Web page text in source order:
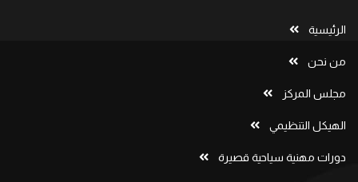
الرئيسية
من نحن
مجلس المركز
الهيكل التنظيمي
دورات مهنية سياحية قصيرة